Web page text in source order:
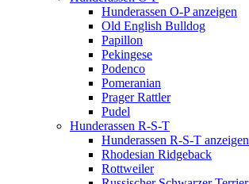
Hunderassen O-P anzeigen
Old English Bulldog
Papillon
Pekingese
Podenco
Pomeranian
Prager Rattler
Pudel
Hunderassen R-S-T
Hunderassen R-S-T anzeigen
Rhodesian Ridgeback
Rottweiler